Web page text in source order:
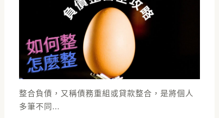
整合負債，又稱債務重組或貸款整合，是將個人
多筆不同...